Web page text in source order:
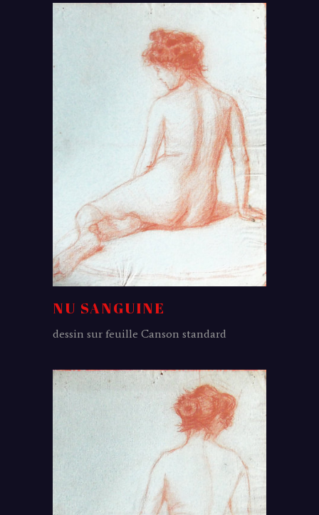
NU SANGUINE
dessin sur feuille Canson standard